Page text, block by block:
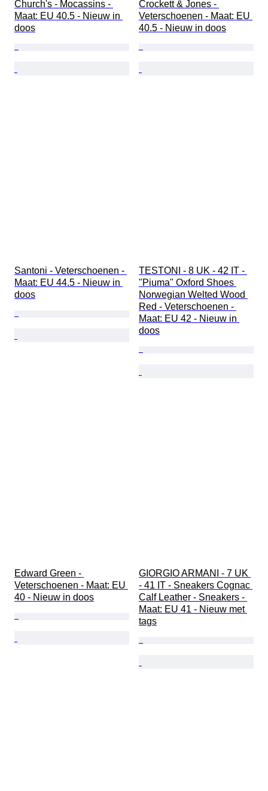
Church's - Mocassins -
Maat: EU 40.5 - Nieuw in
doos
Crockett & Jones -
Veterschoenen - Maat: EU
40.5 - Nieuw in doos
Santoni - Veterschoenen -
Maat: EU 44.5 - Nieuw in
doos
TESTONI - 8 UK - 42 IT -
"Piuma" Oxford Shoes
Norwegian Welted Wood
Red - Veterschoenen -
Maat: EU 42 - Nieuw in
doos
Edward Green -
Veterschoenen - Maat: EU
40 - Nieuw in doos
GIORGIO ARMANI - 7 UK
- 41 IT - Sneakers Cognac
Calf Leather - Sneakers -
Maat: EU 41 - Nieuw met
tags